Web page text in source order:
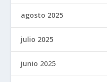
agosto 2025
julio 2025
junio 2025